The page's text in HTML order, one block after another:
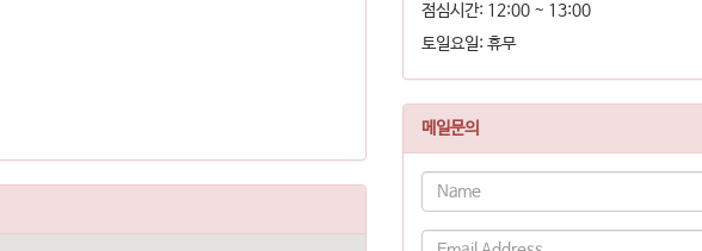
점심시간: 12:00 ~ 13:00
토일요일: 휴무
메일문의